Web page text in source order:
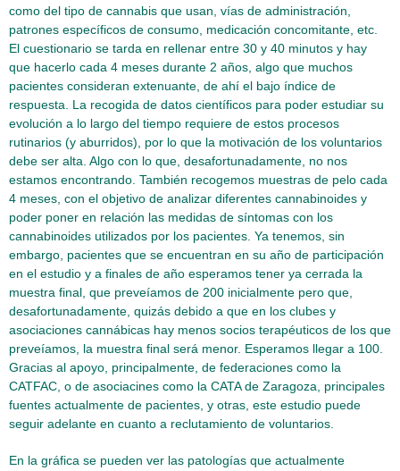
como del tipo de cannabis que usan, vías de administración,
patrones específicos de consumo, medicación concomitante, etc.
El cuestionario se tarda en rellenar entre 30 y 40 minutos y hay
que hacerlo cada 4 meses durante 2 años, algo que muchos
pacientes consideran extenuante, de ahí el bajo índice de
respuesta. La recogida de datos científicos para poder estudiar su
evolución a lo largo del tiempo requiere de estos procesos
rutinarios (y aburridos), por lo que la motivación de los voluntarios
debe ser alta. Algo con lo que, desafortunadamente, no nos
estamos encontrando. También recogemos muestras de pelo cada
4 meses, con el objetivo de analizar diferentes cannabinoides y
poder poner en relación las medidas de síntomas con los
cannabinoides utilizados por los pacientes. Ya tenemos, sin
embargo, pacientes que se encuentran en su año de participación
en el estudio y a finales de año esperamos tener ya cerrada la
muestra final, que preveíamos de 200 inicialmente pero que,
desafortunadamente, quizás debido a que en los clubes y
asociaciones cannábicas hay menos socios terapéuticos de los que
preveíamos, la muestra final será menor. Esperamos llegar a 100.
Gracias al apoyo, principalmente, de federaciones como la
CATFAC, o de asociacines como la CATA de Zaragoza, principales
fuentes actualmente de pacientes, y otras, este estudio puede
seguir adelante en cuanto a reclutamiento de voluntarios.
En la gráfica se pueden ver las patologías que actualmente